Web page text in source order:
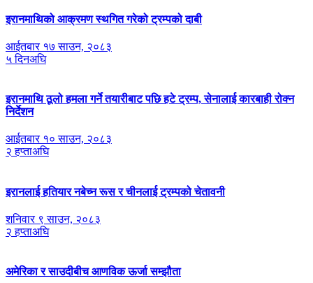
इरानमाथिको आक्रमण स्थगित गरेको ट्रम्पको दाबी
आईतबार १७ साउन, २०८३
५ दिनअघि
इरानमाथि ठूलो हमला गर्ने तयारीबाट पछि हटे ट्रम्प, सेनालाई कारबाही रोक्न
निर्देशन
आईतबार १० साउन, २०८३
२ हप्ताअघि
इरानलाई हतियार नबेच्न रूस र चीनलाई ट्रम्पको चेतावनी
शनिवार ९ साउन, २०८३
२ हप्ताअघि
अमेरिका र साउदीबीच आणविक ऊर्जा सम्झौता